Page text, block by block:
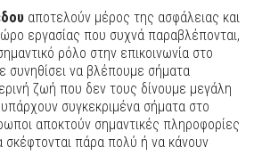
αποτελούν μέρος της ασφάλειας και
εργασίας που συχνά παραβλέπονται,
ρόλο στην επικοινωνία στο
συνηθίσει να βλέπουμε σήματα
ζωή που δεν τους δίνουμε μεγάλη
συγκεκριμένα σήματα στο
αποκτούν σημαντικές πληροφορίες
σκέφτονται πάρα πολύ ή να κάνουν